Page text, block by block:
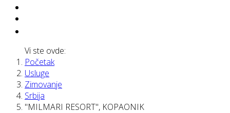
Vi ste ovde:
Početak
Usluge
Zimovanje
Srbija
"MILMARI RESORT", KOPAONIK